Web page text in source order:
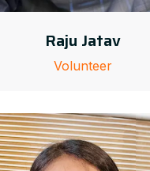
Raju Jatav
Volunteer